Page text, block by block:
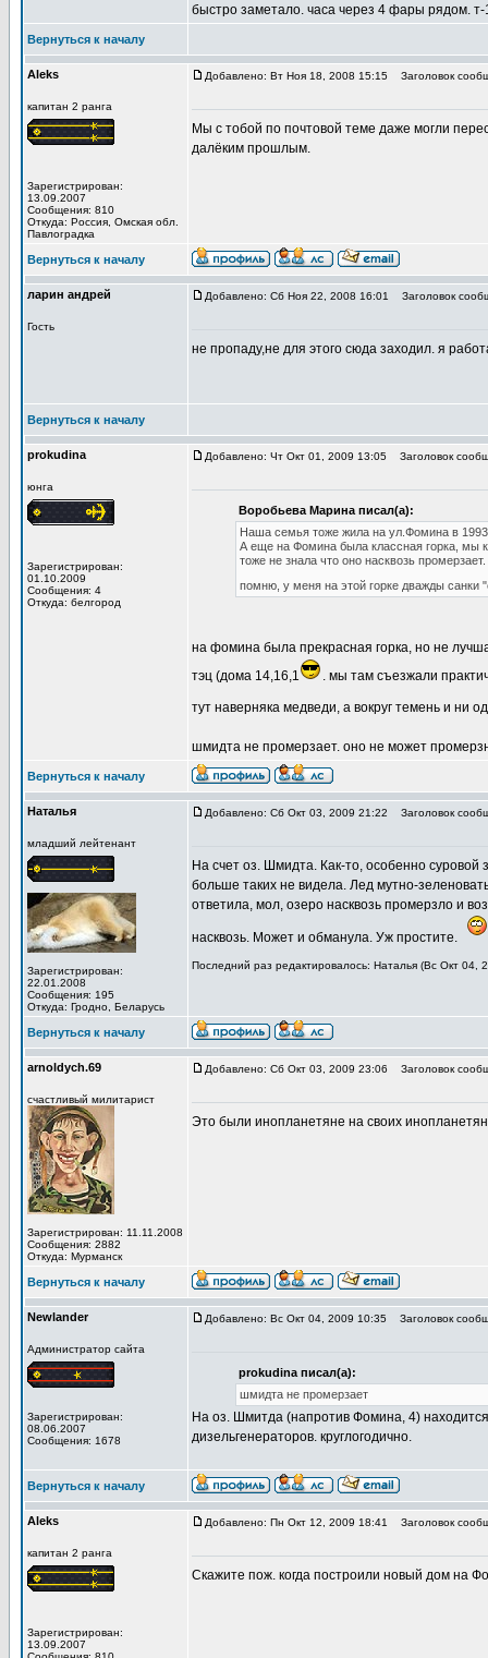
быстро заметало. часа через 4 фары рядом.
Вернуться к началу
Aleks
капитан 2 ранга
Зарегистрирован:
13.09.2007
Сообщения: 810
Откуда: Роcсия, Омская обл.
Павлоградка
Добавлено: Вт Ноя 18, 2008 15:15 Заголовок
Мы с тобой по почтовой теме даже могли
далёким прошлым.
Вернуться к началу
ларин андрей
Гость
Добавлено: Сб Ноя 22, 2008 16:01 Заголовок
не пропаду,не для этого сюда заходил. я
Вернуться к началу
prokudina
юнга
Зарегистрирован:
01.10.2009
Сообщения: 4
Откуда: белгород
Добавлено: Чт Окт 01, 2009 13:05 Заголовок
Воробьева Марина писал(а):
Наша семья тоже жила на ул.Фомина в
А еще на Фомина была классная горка, мы
тоже не знала что оно насквозь промерзает.
помню, у меня на этой горке дважды санки
на фомина была прекрасная горка, но не
тэц (дома 14,16,1
. мы там съезжали
тут наверняка медведи, а вокруг темень и ни
шмидта не промерзает. оно не может
Вернуться к началу
Наталья
младший лейтенант
Зарегистрирован:
22.01.2008
Сообщения: 195
Откуда: Гродно, Беларусь
Добавлено: Сб Окт 03, 2009 21:22 Заголовок
На счет оз. Шмидта. Как-то, особенно суровой
больше таких не видела. Лед мутно-
ответила, мол, озеро насквозь промерзло и
насквозь. Может и обманула. Уж простите.
Последний раз редактировалось: Наталья (Вс Окт 04,
Вернуться к началу
arnoldych.69
счастливый милитарист
Зарегистрирован: 11.11.2008
Сообщения: 2882
Откуда: Мурманск
Добавлено: Сб Окт 03, 2009 23:06 Заголовок
Это были инопланетяне на своих
Вернуться к началу
Newlander
Администратор сайта
Зарегистрирован:
08.06.2007
Сообщения: 1678
Добавлено: Вс Окт 04, 2009 10:35 Заголовок
prokudina писал(а):
шмидта не промерзает
На оз. Шмитда (напротив Фомина, 4)
дизельгенераторов. круглогодично.
Вернуться к началу
Aleks
капитан 2 ранга
Зарегистрирован:
13.09.2007
Добавлено: Пн Окт 12, 2009 18:41 Заголовок
Скажите пож. когда построили новый дом на